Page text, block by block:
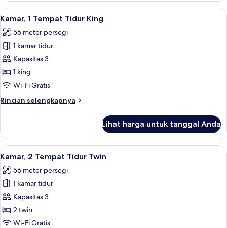
danau
(Balcony)
Premier,
2
Tidur
Twin,
danau
(Balcony)
Lihat
semua
foto
untuk
Kamar,
1
Tempat
King
Kamar, 1 Tempat Tidur King | Seprai
7
Kamar, 1 Tempat Tidur King
56 meter persegi
1 kamar tidur
Kapasitas 3
1 king
Wi-Fi Gratis
Rincian selengkapnya
Rincian
Kamar,
Tempat
King
Lihat harga untuk tanggal Anda
Lihat
semua
foto
untuk
Kamar,
2
Tempat
Kamar, 2 Tempat Tidur Twin | Seprai
6
Kamar, 2 Tempat Tidur Twin
56 meter persegi
1 kamar tidur
Kapasitas 3
2 twin
Wi-Fi Gratis